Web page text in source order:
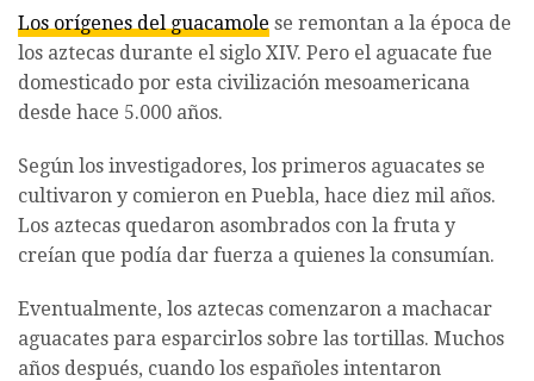
Los orígenes del guacamole se remontan a la época de
los aztecas durante el siglo XIV. Pero el aguacate fue
domesticado por esta civilización mesoamericana
desde hace 5.000 años.
Según los investigadores, los primeros aguacates se
cultivaron y comieron en Puebla, hace diez mil años.
Los aztecas quedaron asombrados con la fruta y
creían que podía dar fuerza a quienes la consumían.
Eventualmente, los aztecas comenzaron a machacar
aguacates para esparcirlos sobre las tortillas. Muchos
años después, cuando los españoles intentaron